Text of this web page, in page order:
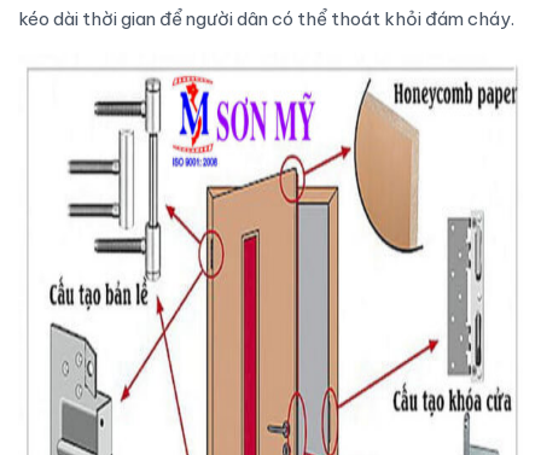
kéo dài thời gian để người dân có thể thoát khỏi đám cháy.